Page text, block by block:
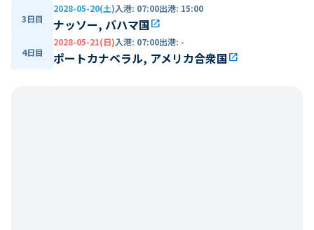
3日目
2028-05-20(土)入港: 07:00出港: 15:00
ナッソー, バハマ国open_in_new
4日目
2028-05-21(日)入港: 07:00出港: -
ポートカナベラル, アメリカ合衆国open_in_new